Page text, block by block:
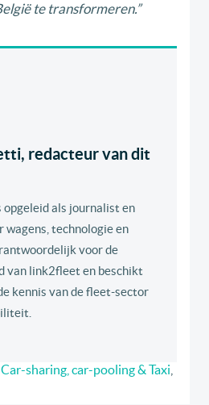
te transformeren.”
redacteur van dit
als journalist en
wagens, technologie en
voor de
van link2fleet en beschikt
kennis van de fleet-sector
Car-sharing, car-pooling & Taxi